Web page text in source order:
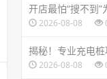
开店最怕“搜不到”
2026-08-08
揭秘！专业充电桩
2026-08-08